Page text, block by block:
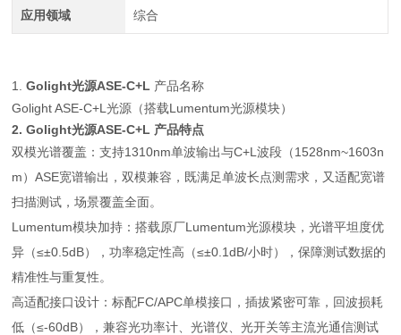
应用领域 综合
1.Golight光源ASE-C+L 产品名称
Golight ASE-C+L光源（搭载Lumentum光源模块）
2.Golight光源ASE-C+L 产品特点
双模光谱覆盖：支持1310nm单波输出与C+L波段（1528nm~1603n
m）ASE宽谱输出，双模兼容，既满足单波长点测需求，又适配宽谱
扫描测试，场景覆盖全面。
Lumentum模块加持：搭载原厂Lumentum光源模块，光谱平坦度优
异（≤±0.5dB），功率稳定性高（≤±0.1dB/小时），保障测试数据的
精准性与重复性。
高适配接口设计：标配FC/APC单模接口，插拔紧密可靠，回波损耗
低（≤-60dB），兼容光功率计、光谱仪、光开关等主流光通信测试